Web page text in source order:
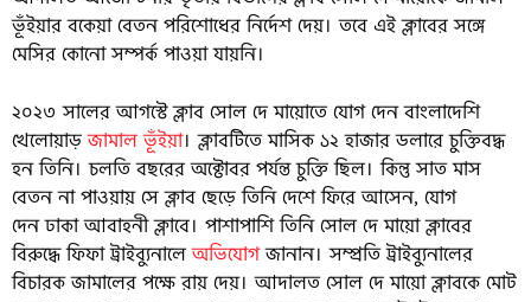
ভূঁইয়ার বকেয়া বেতন পরিশোধের নির্দেশ দেয়। তবে এই ক্লাবের সঙ্গে
মেসির কোনো সম্পর্ক পাওয়া যায়নি।
২০২৩ সালের আগস্টে ক্লাব সোল দে মায়োতে যোগ দেন বাংলাদেশি
খেলোয়াড়জামাল ভূঁইয়া। ক্লাবটিতে মাসিক ১২ হাজার ডলারে চুক্তিবদ্ধ
হন তিনি। চলতি বছরের অক্টোবর পর্যন্ত চুক্তি ছিল। কিন্তু সাত মাস
বেতন না পাওয়ায় সে ক্লাব ছেড়ে তিনি দেশে ফিরে আসেন, যোগ
দেন ঢাকা আবাহনী ক্লাবে। পাশাপাশি তিনি সোল দে মায়ো ক্লাবের
বিরুদ্ধে ফিফা ট্রাইব্যুনালেঅভিযোগজানান। সম্প্রতি ট্রাইব্যুনালের
বিচারক জামালের পক্ষে রায় দেয়। আদালত সোল দে মায়ো ক্লাবকে মোট